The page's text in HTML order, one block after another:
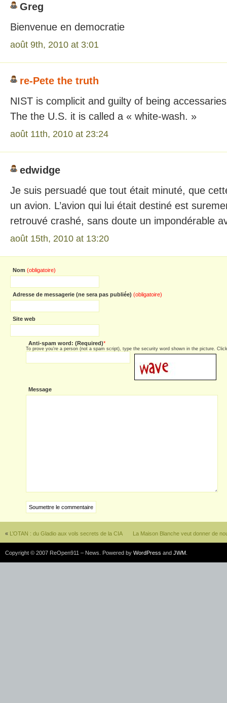
Greg
Bienvenue en democratie
août 9th, 2010 at 3:01
re-Pete the truth
NIST is complicit and guilty of being
The the U.S. it is called a « white-wash. »
août 11th, 2010 at 23:24
edwidge
Je suis persuadé que tout était minuté, que
un avion. L’avion qui lui était destiné est
retrouvé crashé, sans doute un impondérable
août 15th, 2010 at 13:20
Nom (obligatoire)
Adresse de messagerie (ne sera pas publiée) (obligatoire)
Site web
Anti-spam word: (Required)*
To prove you're a person (not a spam script), type the security word shown in the picture.
Message
« L’OTAN : du Gladio aux vols secrets de la CIA La Maison Blanche veut donner de
Copyright © 2007 ReOpen911 – News. Powered by WordPress and JWM